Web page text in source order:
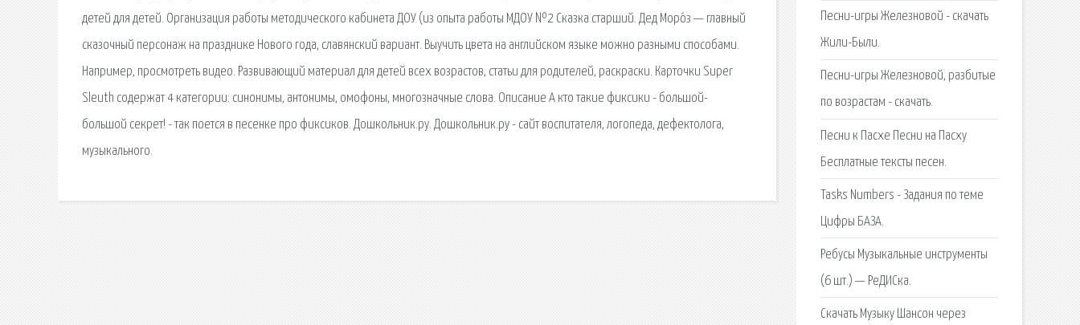
детей для детей. Организация работы методического кабинета ДОУ (из опыта работы МДОУ №2 Сказка старший. Дед Моро́з — главный
сказочный персонаж на празднике Нового года, славянский вариант. Выучить цвета на английском языке можно разными способами.
Например, просмотреть видео. Развивающий материал для детей всех возрастов, статьи для родителей, раскраски. Карточки Super
Sleuth содержат 4 категории: синонимы, антонимы, омофоны, многозначные слова. Описание А кто такие фиксики - большой-
большой секрет! - так поется в песенке про фиксиков. Дошкольник.ру. Дошкольник.ру - сайт воспитателя, логопеда, дефектолога,
музыкального.
Песни-игры Железновой - скачать
Жили-Были.
Песни-игры Железновой, разбитые
по возрастам - скачать.
Песни к Пасхе Песни на Пасху
Бесплатные тексты песен.
Tasks Numbers - Задания по теме
Цифры БАЗА.
Ребусы Музыкальные инструменты
(6 шт.) — РеДИСка.
Скачать Музыку Шансон через